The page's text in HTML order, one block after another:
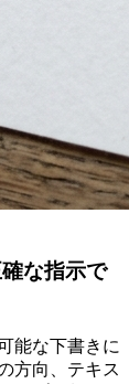
な指示で
能な下書きに
方向、テキス